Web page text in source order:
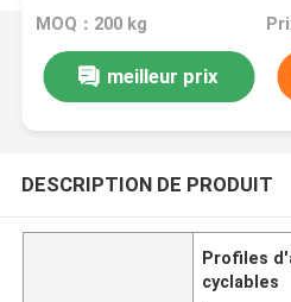
structures légères
MOQ：200 kg
meilleur prix
DESCRIPTION DE PRODUIT
Profiles
cyclables